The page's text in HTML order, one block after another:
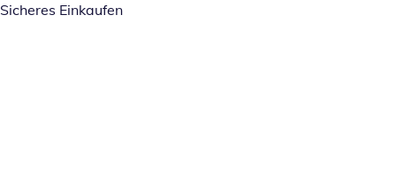
Sicheres Einkaufen